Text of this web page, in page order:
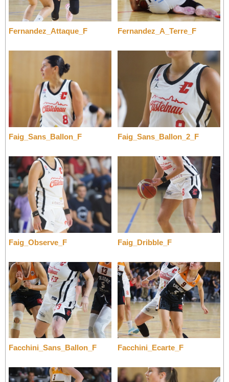
Fernandez_Attaque_F Fernandez_A_Terre_F
Faig_Sans_Ballon_F Faig_Sans_Ballon_2_F
Faig_Observe_F Faig_Dribble_F
Facchini_Sans_Ballon_F Facchini_Ecarte_F